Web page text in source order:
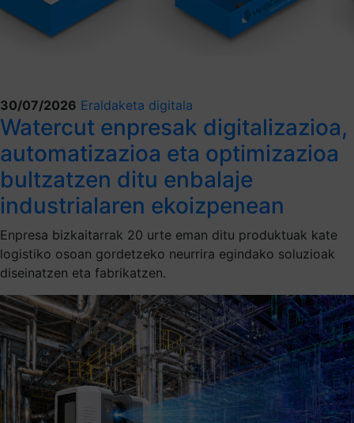
30/07/2026 Eraldaketa digitala
Watercut enpresak digitalizazioa,
automatizazioa eta optimizazioa
bultzatzen ditu enbalaje
industrialaren ekoizpenean
Enpresa bizkaitarrak 20 urte eman ditu produktuak kate
logistiko osoan gordetzeko neurrira egindako soluzioak
diseinatzen eta fabrikatzen.